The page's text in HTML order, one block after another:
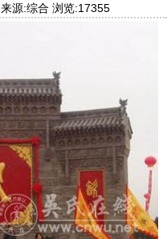
来源:综合 浏览:17355